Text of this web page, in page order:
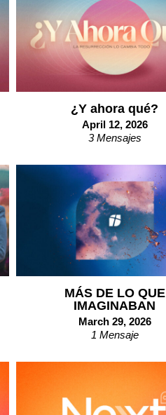
¿Y ahora qué?
April 12, 2026
3 Mensajes
MÁS DE LO QUE
IMAGINABAN
March 29, 2026
1 Mensaje